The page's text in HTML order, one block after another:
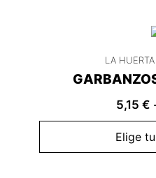
LA
5,15 €
Elige